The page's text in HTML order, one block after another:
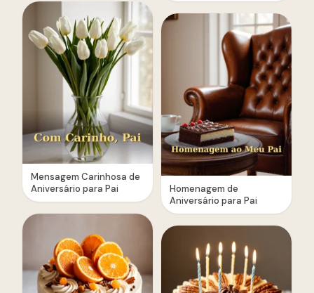
Mensagem Carinhosa de
Aniversário para Pai
Homenagem de
Aniversário para Pai